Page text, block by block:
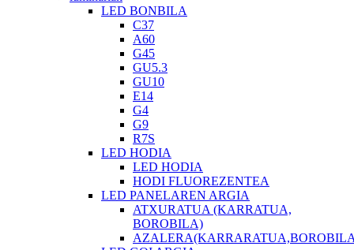
LED BONBILA
C37
A60
G45
GU5.3
GU10
E14
G4
G9
R7S
LED HODIA
LED HODIA
HODI FLUOREZENTEA
LED PANELAREN ARGIA
ATXURATUA (KARRATUA,
BOROBILA)